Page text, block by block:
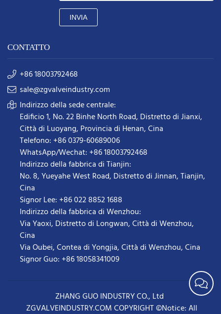
INVIA
CONTATTO
+86 18003792468
sale@zgvalveindustry.com
Indirizzo della sede centrale:
Edificio 1, No. 22 Binhe North Road, Distretto di Jianxi,
Città di Luoyang, Provincia di Henan, Cina
Telefono: +86 0379-60689006
WhatsApp/Wechat: +86 18003792468
Indirizzo della fabbrica di Tianjin:
No. 8, Yueyahe West Road, Distretto di Jinnan, Tianjin,
Cina
Signor Lee: +86 022 8852 1688
Indirizzo della fabbrica di Wenzhou:
Via Yaoxi, Distretto di Longwan, Città di Wenzhou,
Cina
Via Oubei, Contea di Yongjia, Città di Wenzhou, Cina
Signor Guo: +86 18058341009
ZHANG GUO INDUSTRY CO., Ltd
ZGVALVEINDUSTRY.COM COPYRIGHT ©Notice: All